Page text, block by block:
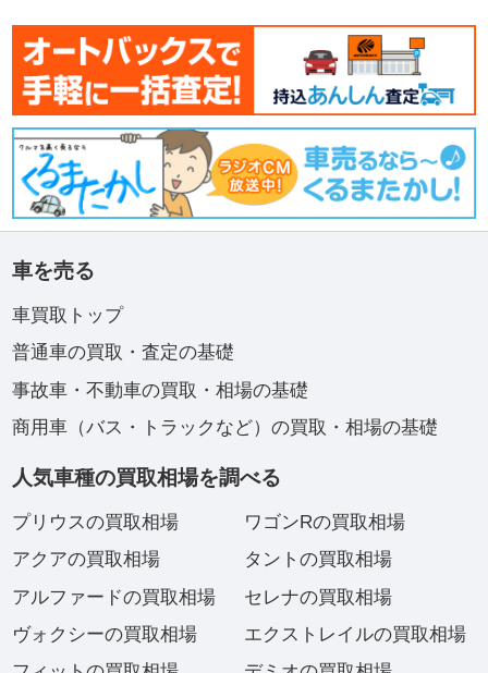
車を売る
車買取トップ
普通車の買取・査定の基礎
事故車・不動車の買取・相場の基礎
商用車（バス・トラックなど）の買取・相場の基礎
人気車種の買取相場を調べる
プリウスの買取相場
アクアの買取相場
アルファードの買取相場
ヴォクシーの買取相場
ワゴンRの買取相場
タントの買取相場
セレナの買取相場
エクストレイルの買取相場